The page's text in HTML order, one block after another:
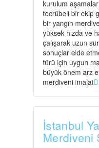
kurulum
tecrübeli bir ekip
bir yangın
yüksek hızda ve
çalışarak uzun
sonuçlar elde
türü için uygun
büyük önem arz
merdiveni imalat
İstanbul
Merdiveni